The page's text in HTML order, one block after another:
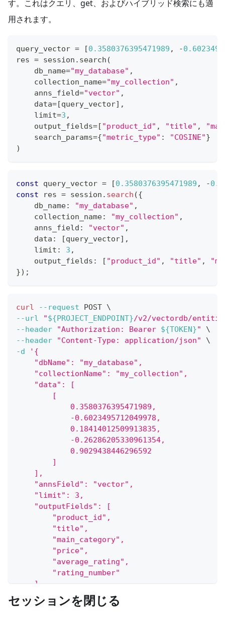
す。これはクエリ、get、およびハイブリッド検索にも適
用されます。
query_vector = [0.3580376395471989 , -
res = session . search (
    db_name
="my_database" ,
    collection_name
="my_collection" ,
    anns_field
="vector" ,
    data
=[query_vector] ,
    limit
=3 ,
    output_fields
=[ "product_id" , "title" ,
    search_params
={"metric_type" : "COSINE"}
)
const query_vector = [0.3580376395471989 , -
const res = session . search ({
    db_name
: "my_database" ,
    collection_name
: "my_collection" ,
    anns_field
: "vector" ,
    data
: [query_vector] ,
    limit
: 3 ,
    output_fields
: [ "product_id" , "title" ,
}) ;
curl --request POST \
--url
"${PROJECT_ENDPOINT}/v2/vectordb/
--header
"Authorization: Bearer ${TOKEN}"
\
--header
"Content-Type: application/json"
\
-d
'{
    "dbName": "my_database",
    "collectionName": "my_collection",
    "data": [
        [
            0.3580376395471989,
            -0.6023495712049978,
            0.18414012509913835,
            -0.26286205330961354,
            0.9029438446296592
        ]
    ],
    "annsField": "vector",
    "limit": 3,
    "outputFields": [
        "product_id",
        "title",
        "main_category",
        "price",
        "average_rating",
        "rating_number"
    ]
セッションを閉じる